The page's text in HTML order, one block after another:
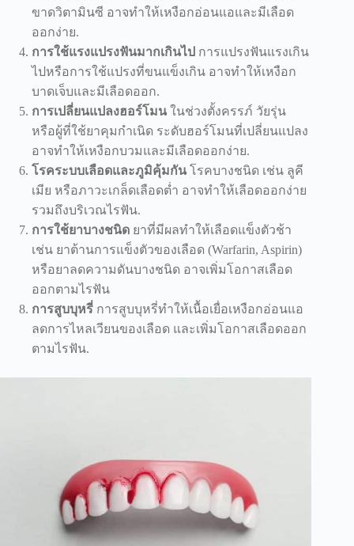
ขาดวิตามินซี อาจทำให้เหงือกอ่อนแอและมีเลือด
ออกง่าย.
การใช้แรงแปรงฟันมากเกินไป การแปรงฟันแรงเกิน
ไปหรือการใช้แปรงที่ขนแข็งเกิน อาจทำให้เหงือก
บาดเจ็บและมีเลือดออก.
การเปลี่ยนแปลงฮอร์โมน ในช่วงตั้งครรภ์ วัยรุ่น
หรือผู้ที่ใช้ยาคุมกำเนิด ระดับฮอร์โมนที่เปลี่ยนแปลง
อาจทำให้เหงือกบวมและมีเลือดออกง่าย.
โรคระบบเลือดและภูมิคุ้มกัน โรคบางชนิด เช่น ลูคี
เมีย หรือภาวะเกล็ดเลือดต่ำ อาจทำให้เลือดออกง่าย
รวมถึงบริเวณไรฟัน.
การใช้ยาบางชนิด ยาที่มีผลทำให้เลือดแข็งตัวช้า
เช่น ยาต้านการแข็งตัวของเลือด (Warfarin, Aspirin)
หรือยาลดความดันบางชนิด อาจเพิ่มโอกาสเลือด
ออกตามไรฟัน
การสูบบุหรี่ การสูบบุหรี่ทำให้เนื้อเยื่อเหงือกอ่อนแอ
ลดการไหลเวียนของเลือด และเพิ่มโอกาสเลือดออก
ตามไรฟัน.